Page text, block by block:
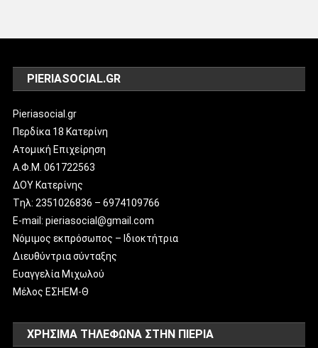
PIERIASOCIAL.GR
Pieriasocial.gr
Περδίκα 18 Κατερίνη
Ατομική Επιχείρηση
Α.Φ.Μ. 061722563
ΔΟΥ Κατερίνης
Tηλ: 2351026836 – 6974109766
E-mail: pieriasocial@gmail.com
Νόμιμος εκπρόσωπος – Ιδιοκτήτρια
Διευθύντρια σύνταξης
Ευαγγελία Μιχωλού
Μέλος ΕΣΗΕΜ-Θ
ΧΡΗΣΙΜΑ ΤΗΛΕΦΩΝΑ ΣΤΗΝ ΠΙΕΡΙΑ